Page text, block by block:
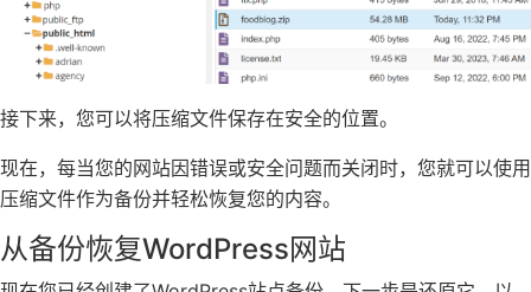
接下来，您可以将压缩文件保存在安全的位置。
现在，每当您的网站因错误或安全问题而关闭时，您就可以使用
压缩文件作为备份并轻松恢复您的内容。
从备份恢复WordPress网站